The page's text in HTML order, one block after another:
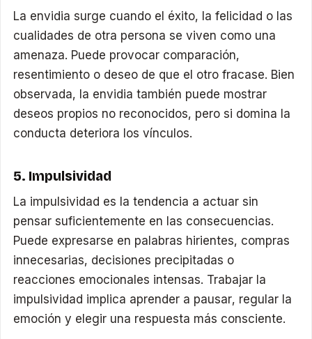
La envidia surge cuando el éxito, la felicidad o las
cualidades de otra persona se viven como una
amenaza. Puede provocar comparación,
resentimiento o deseo de que el otro fracase. Bien
observada, la envidia también puede mostrar
deseos propios no reconocidos, pero si domina la
conducta deteriora los vínculos.
5. Impulsividad
La impulsividad es la tendencia a actuar sin
pensar suficientemente en las consecuencias.
Puede expresarse en palabras hirientes, compras
innecesarias, decisiones precipitadas o
reacciones emocionales intensas. Trabajar la
impulsividad implica aprender a pausar, regular la
emoción y elegir una respuesta más consciente.